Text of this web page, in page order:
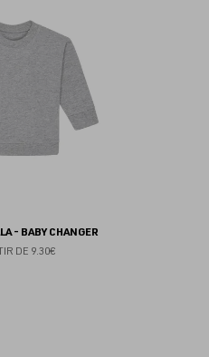
- BABY CHANGER
DE 9.30€